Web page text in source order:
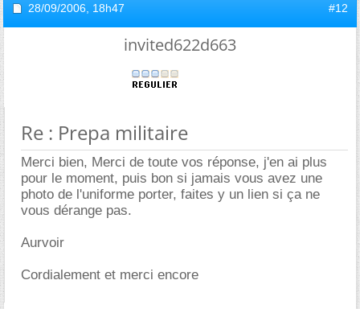
28/09/2006, 18h47 #12
invited622d663
Re : Prepa militaire
Merci bien, Merci de toute vos réponse, j'en ai plus
pour le moment, puis bon si jamais vous avez une
photo de l'uniforme porter, faites y un lien si ça ne
vous dérange pas.
Aurvoir
Cordialement et merci encore